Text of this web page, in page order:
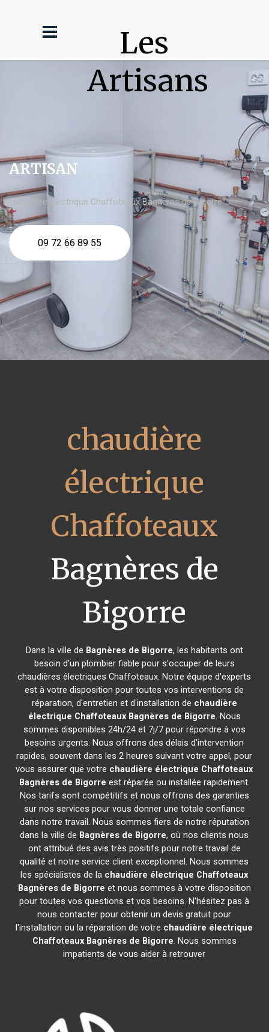
Les
Artisans
ARTISAN
chaudière électrique Chaffoteaux Bagnères de Bigorre
09 72 66 89 55
chaudière
électrique
Chaffoteaux
Bagnères de
Bigorre
Dans la ville de Bagnères de Bigorre, les habitants ont
besoin d'un plombier fiable pour s'occuper de leurs
chaudières électriques Chaffoteaux. Notre équipe d'experts
est à votre disposition pour toutes vos interventions de
réparation, d'entretien et d'installation de chaudière
électrique Chaffoteaux Bagnères de Bigorre. Nous
sommes disponibles 24h/24 et 7j/7 pour répondre à vos
besoins urgents. Nous offrons des délais d'intervention
rapides, souvent dans les 2 heures suivant votre appel, pour
vous assurer que votre chaudière électrique Chaffoteaux
Bagnères de Bigorre est réparée ou installée rapidement.
Nos tarifs sont compétitifs et nous offrons des garanties
sur nos services pour vous donner une totale confiance
dans notre travail. Nous sommes fiers de notre réputation
dans la ville de Bagnères de Bigorre, où nos clients nous
ont attribué des avis très positifs pour notre travail de
qualité et notre service client exceptionnel. Nous sommes
les spécialistes de la chaudière électrique Chaffoteaux
Bagnères de Bigorre et nous sommes à votre disposition
pour toutes vos questions et vos besoins. N'hésitez pas à
nous contacter pour obtenir un devis gratuit pour
l'installation ou la réparation de votre chaudière électrique
Chaffoteaux Bagnères de Bigorre. Nous sommes
impatients de vous aider à retrouver